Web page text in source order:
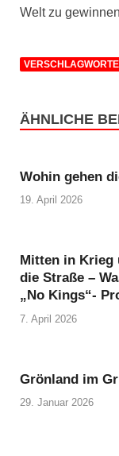
Welt zu
ÄHNLICHE
Wohin gehen
19. April 2026
Mitten in Krieg
die Straße –
„No Kings“-
7. April 2026
Grönland im
29. Januar 2026